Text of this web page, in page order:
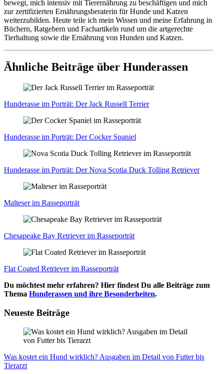
bewegt, mich intensiv mit Tierernährung zu beschäftigen und mich
zur zertifizierten Ernährungsberaterin für Hunde und Katzen
weiterzubilden. Heute teile ich mein Wissen und meine Erfahrung in
Büchern, Ratgebern und Fachartikeln rund um die artgerechte
Tierhaltung sowie die Ernährung von Hunden und Katzen.
Ähnliche Beiträge über Hunderassen
Hun­de­ras­se im Por­trät: Der Jack Rus­sell Ter­ri­er
Hun­de­ras­se im Por­trät: Der Cocker Spa­ni­el
Hun­de­ras­se im Por­trät: Der Nova Sco­tia Duck Tol­ling Retrie­ver
Mal­te­ser im Ras­se­por­trät
Che­s­apea­ke Bay Retrie­ver im Ras­se­por­trät
Flat Coa­ted Retrie­ver im Ras­se­por­trät
Du möchtest mehr erfahren? Hier findest Du alle Beiträge zum
Thema Hunderassen und ihre Besonderheiten.
Neueste Beiträge
Was kos­tet ein Hund wirk­lich? Aus­ga­ben im Detail von Fut­ter bis
Tier­arzt